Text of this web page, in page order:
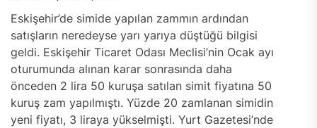
Eskişehir’de simide yapılan zammın ardından
satışların neredeyse yarı yarıya düştüğü bilgisi
geldi. Eskişehir Ticaret Odası Meclisi’nin Ocak ayı
oturumunda alınan karar sonrasında daha
önceden 2 lira 50 kuruşa satılan simit fiyatına 50
kuruş zam yapılmıştı. Yüzde 20 zamlanan simidin
yeni fiyatı, 3 liraya yükselmişti. Yurt Gazetesi’nde